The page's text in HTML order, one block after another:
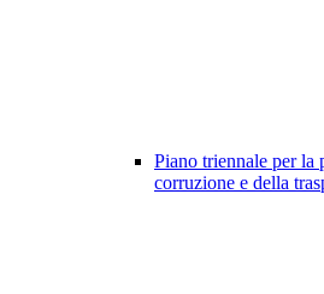
Piano triennale per la
corruzione e della